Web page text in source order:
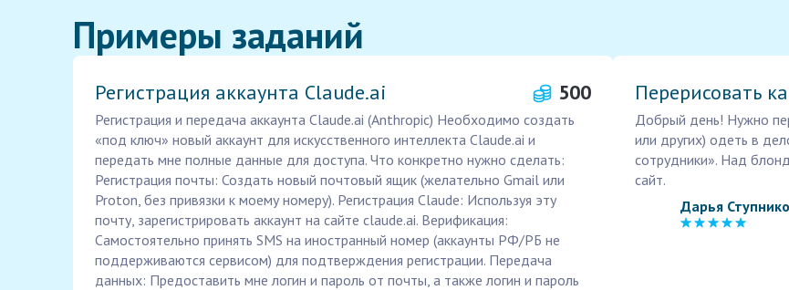
Примеры заданий
Регистрация аккаунта Claude.ai 500
Регистрация и передача аккаунта Claude.ai (Anthropic) Необходимо создать
«под ключ» новый аккаунт для искусственного интеллекта Claude.ai и
передать мне полные данные для доступа. Что конкретно нужно сделать:
Регистрация почты: Создать новый почтовый ящик (желательно Gmail или
Proton, без привязки к моему номеру). Регистрация Claude: Используя эту
почту, зарегистрировать аккаунт на сайте claude.ai. Верификация:
Самостоятельно принять SMS на иностранный номер (аккаунты РФ/РБ не
поддерживаются сервисом) для подтверждения регистрации. Передача
данных: Предоставить мне логин и пароль от почты, а также логин и пароль
Перерисовать
Добрый день! Нужно
или других) одеть в
сотрудники». Над
сайт.
Дарья